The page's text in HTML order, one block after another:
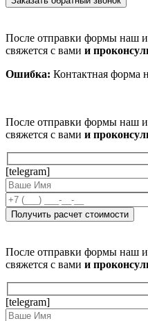
После отправки формы наш
свяжется с вами и
Ошибка: Контактная форма
После отправки формы наш
свяжется с вами и
[telegram]
После отправки формы наш
свяжется с вами и
[telegram]